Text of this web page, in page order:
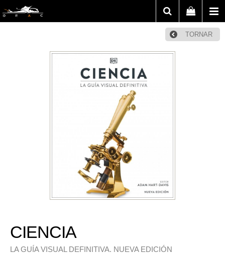
TORNAR
CIENCIA
LA GUÍA VISUAL DEFINITIVA. NUEVA EDICIÓN